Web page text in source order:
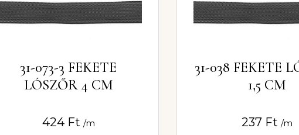
31-073-3 FEKETE
LÓSZŐR 4 CM
424 Ft /m
31-038 FEKETE
1,5 CM
237 Ft /m